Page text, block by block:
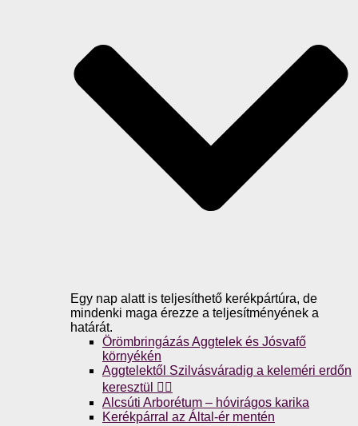
Egy nap alatt is teljesíthető kerékpártúra, de
mindenki maga érezze a teljesítményének a
határát.
Örömbringázás Aggtelek és Jósvafő
környékén
Aggtelektől Szilvásváradig a keleméri erdőn
keresztül 🚴‍♀️
Alcsúti Arborétum – hóvirágos karika
Kerékpárral az Által-ér mentén